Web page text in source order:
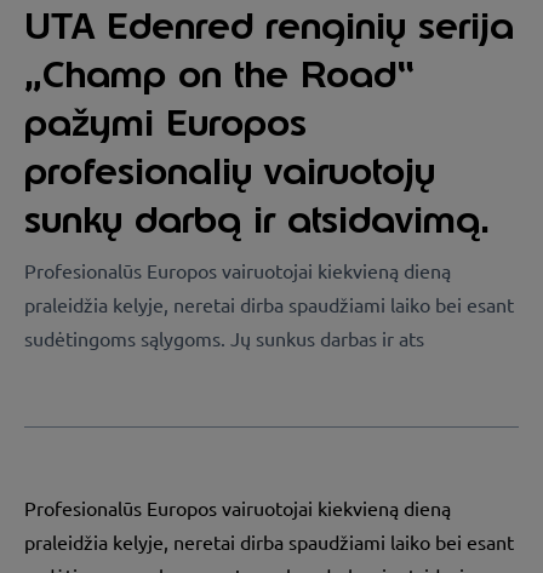
UTA Edenred renginių serija
„Champ on the Road“
pažymi Europos
profesionalių vairuotojų
sunkų darbą ir atsidavimą.
Profesionalūs Europos vairuotojai kiekvieną dieną
praleidžia kelyje, neretai dirba spaudžiami laiko bei esant
sudėtingoms sąlygoms. Jų sunkus darbas ir ats
Profesionalūs Europos vairuotojai kiekvieną dieną
praleidžia kelyje, neretai dirba spaudžiami laiko bei esant